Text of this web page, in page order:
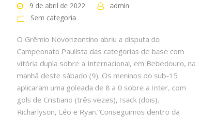
9 de abril de 2022
admin
Sem categoria
O Grêmio Novorizontino abriu a disputa do
Campeonato Paulista das categorias de base com
vitória dupla sobre a Internacional, em Bebedouro, na
manhã deste sábado (9). Os meninos do sub-15
aplicaram uma goleada de 8 a 0 sobre a Inter, com
gols de Cristiano (três vezes), Isack (dois),
Richarlyson, Léo e Ryan.“Conseguimos dentro da